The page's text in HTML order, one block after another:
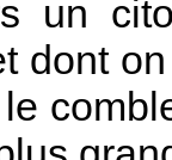
un
dont